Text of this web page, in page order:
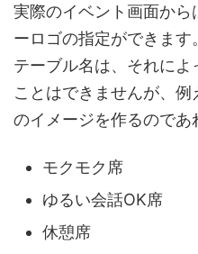
実際のイベント画面か
ーロゴの指定ができます。
テーブル名は、それに
ことはできませんが、
のイメージを作るのであ
モクモク席
ゆるい会話OK席
休憩席